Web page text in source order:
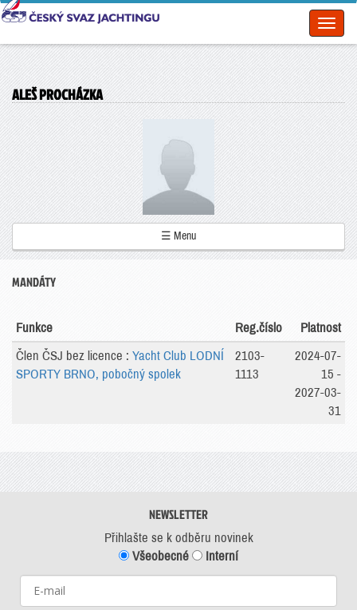
ALEŠ PROCHÁZKA
☰ Menu
MANDÁTY
Funkce Reg.číslo Platnost
Člen ČSJ bez licence : Yacht Club LODNÍ
SPORTY BRNO, pobočný spolek
2103-
1113
2024-07-
15 -
2027-03-
31
NEWSLETTER
Přihlašte se k odběru novinek
Všeobecné
Interní